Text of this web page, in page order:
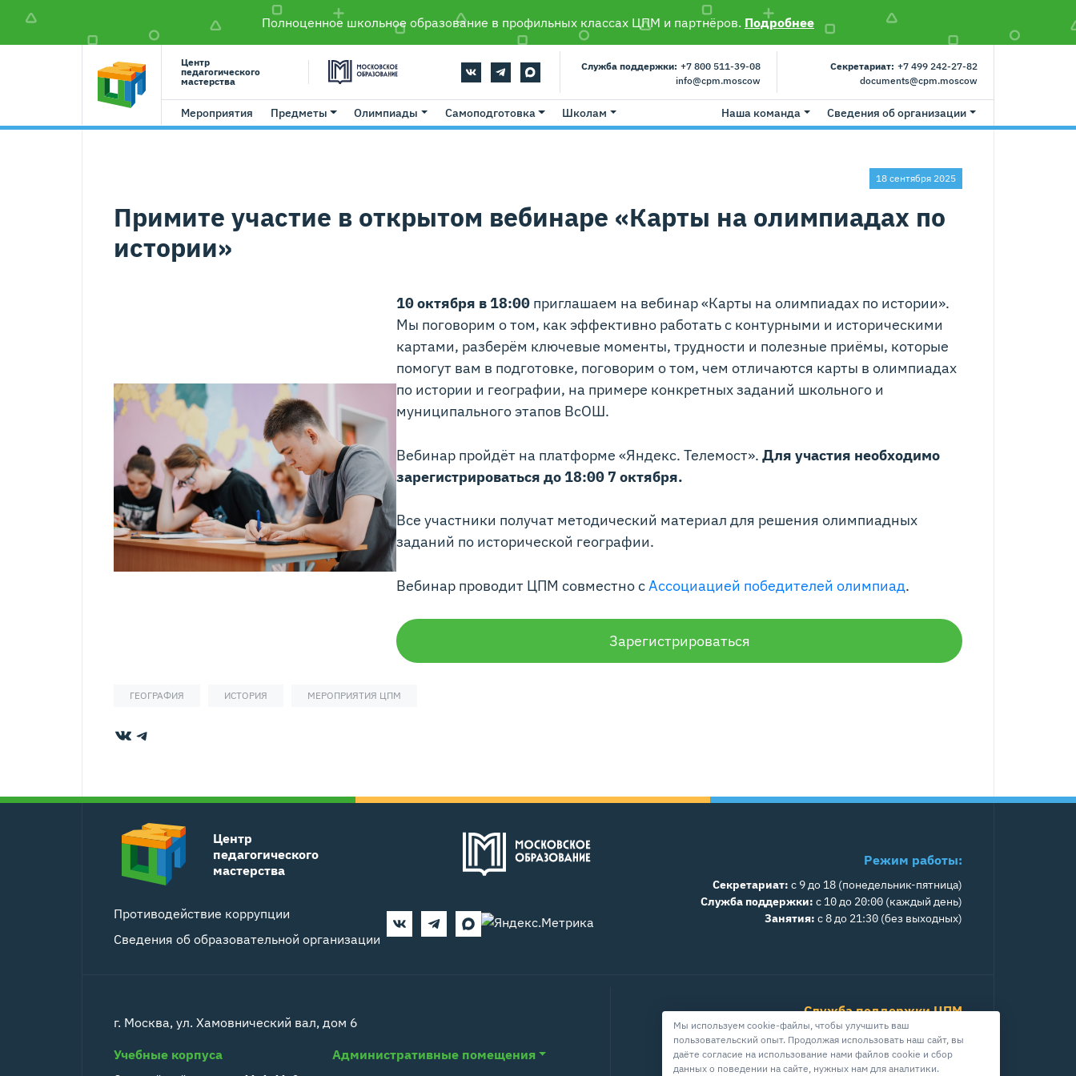
Полноценное школьное образование в профильных классах ЦПМ и партнёров. Подробнее
Центр
педагогического
мастерства
Служба поддержки: +7 800 511-39-08
info@cpm.moscow
Секретариат: +7 499 242-27-82
documents@cpm.moscow
Мероприятия Предметы Олимпиады Самоподготовка Школам Наша команда Сведения об организации
18 сентября 2025
Примите участие в открытом вебинаре «Карты на олимпиадах по
истории»
10 октября в 18:00 приглашаем на вебинар «Карты на олимпиадах по истории».
Мы поговорим о том, как эффективно работать с контурными и историческими
картами, разберём ключевые моменты, трудности и полезные приёмы, которые
помогут вам в подготовке, поговорим о том, чем отличаются карты в олимпиадах
по истории и географии, на примере конкретных заданий школьного и
муниципального этапов ВсОШ.
Вебинар пройдёт на платформе «Яндекс. Телемост».Для участия необходимо
зарегистрироваться до 18:00 7 октября.
Все участники получат методический материал для решения олимпиадных
заданий по исторической географии.
Вебинар проводит ЦПМ совместно сАссоциацией победителей олимпиад.
Зарегистрироваться
ГЕОГРАФИЯ ИСТОРИЯ МЕРОПРИЯТИЯ ЦПМ
ВКонтакте
Telegram
Центр
педагогического
мастерства
Противодействие коррупции
Сведения об образовательной организации
Режим работы:
Секретариат: с 9 до 18 (понедельник-пятница)
Служба поддержки: с 10 до 20:00 (каждый день)
Занятия: с 8 до 21:30 (без выходных)
г. Москва, ул. Хамовнический вал, дом 6
Учебные корпуса
Административные помещения
Служба поддержки ЦПМ
+7 800 511-39-08
info@cpm.moscow
Мы используем cookie-файлы, чтобы улучшить ваш
пользовательский опыт. Продолжая использовать наш сайт, вы
даёте согласие на использование нами файлов cookie и сбор
данных о поведении на сайте, нужных нам для аналитики.